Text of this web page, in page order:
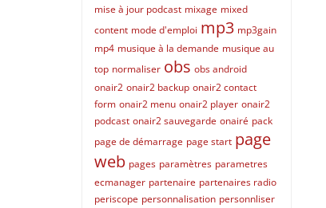
mise à jour podcast mixage mixed
content mode d'emploi mp3 mp3gain
mp4 musique à la demande musique au
top normaliser obs obs android
onair2 onair2 backup onair2 contact
form onair2 menu onair2 player onair2
podcast onair2 sauvegarde onairé pack
page de démarrage page start page
web pages paramètres parametres
ecmanager partenaire partenaires radio
periscope personnalisation personnliser